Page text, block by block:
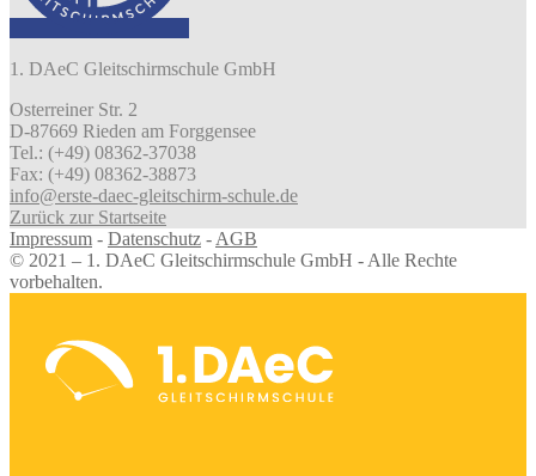
1. DAeC Gleitschirmschule GmbH
Osterreiner Str. 2
D-87669 Rieden am Forggensee
Tel.: (+49) 08362-37038
Fax: (+49) 08362-38873
info@erste-daec-gleitschirm-schule.de
Zurück zur Startseite
Impressum - Datenschutz - AGB
© 2021 – 1. DAeC Gleitschirmschule GmbH - Alle Rechte
vorbehalten.